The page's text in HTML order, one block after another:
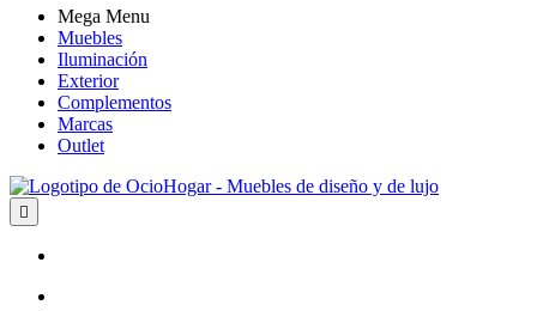
Mega Menu
Muebles
Iluminación
Exterior
Complementos
Marcas
Outlet
